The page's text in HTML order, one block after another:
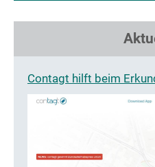
Contagt hilft beim